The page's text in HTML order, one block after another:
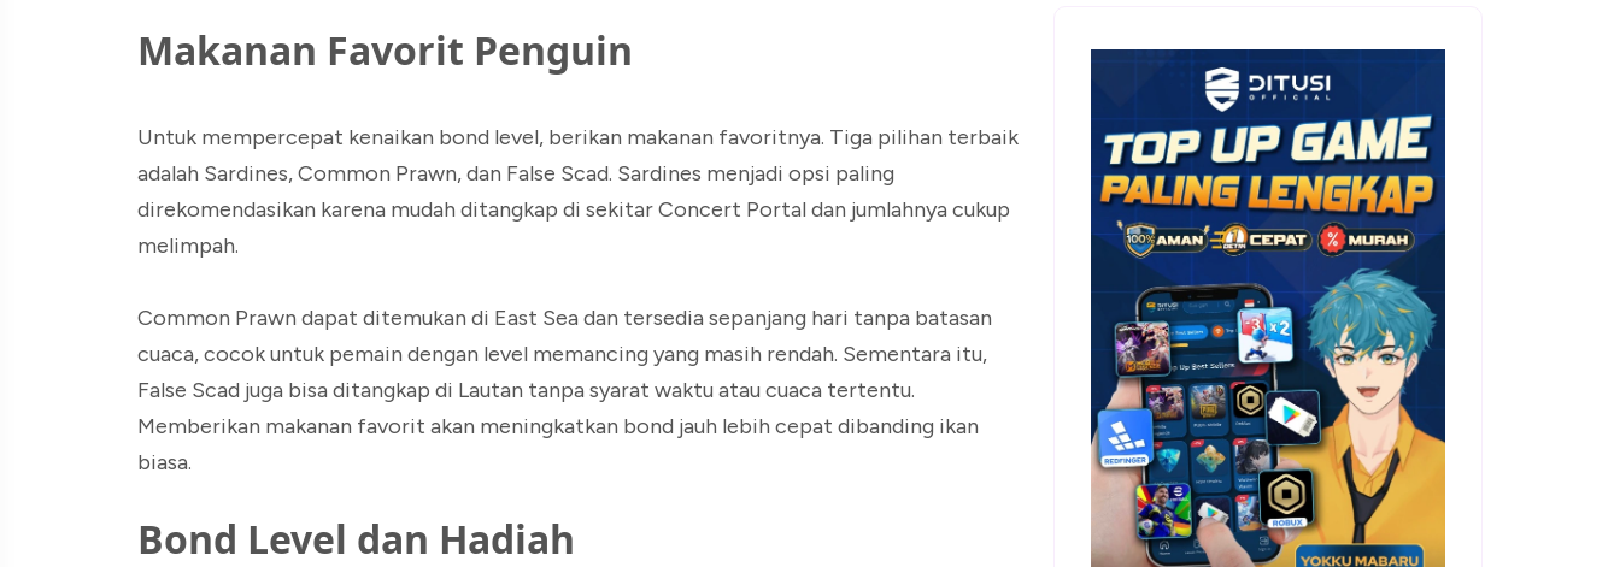
Makanan Favorit Penguin
Untuk mempercepat kenaikan bond level, berikan makanan favoritnya. Tiga pilihan terbaik
adalah Sardines, Common Prawn, dan False Scad. Sardines menjadi opsi paling
direkomendasikan karena mudah ditangkap di sekitar Concert Portal dan jumlahnya cukup
melimpah.
Common Prawn dapat ditemukan di East Sea dan tersedia sepanjang hari tanpa batasan
cuaca, cocok untuk pemain dengan level memancing yang masih rendah. Sementara itu,
False Scad juga bisa ditangkap di Lautan tanpa syarat waktu atau cuaca tertentu.
Memberikan makanan favorit akan meningkatkan bond jauh lebih cepat dibanding ikan
biasa.
Bond Level dan Hadiah